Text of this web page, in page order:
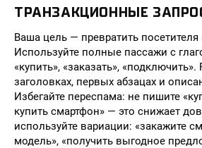
ТРАНЗАКЦИОННЫЕ
Ваша цель — превратить посетителя
Используйте полные пассажи с
«купить», «заказать»,
заголовках, первых абзацах и
Избегайте переспама: не пишите
купить смартфон» — это снижает
используйте вариации: «закажите
модель», «получить выгодное